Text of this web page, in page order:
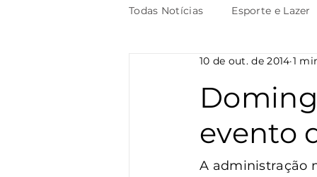
Todas Notícias Esporte e Lazer
Assistência Social Geral
Trânsito
evento
10 de out. de 2014 1
A administração